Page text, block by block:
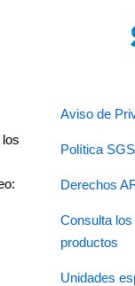
Aviso de
Política
Derechos
Consulta
productos
Unidades